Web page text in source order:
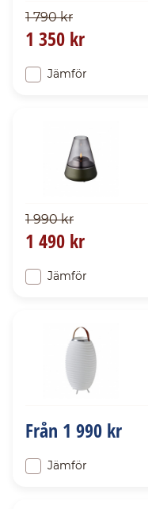
1 790 kr
1 350 kr
Jämför
1 990 kr
1 490 kr
Jämför
Från 1 990 kr
Jämför